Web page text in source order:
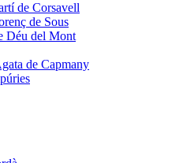
de Corsavell
de Sous
Déu del Mont
de Capmany